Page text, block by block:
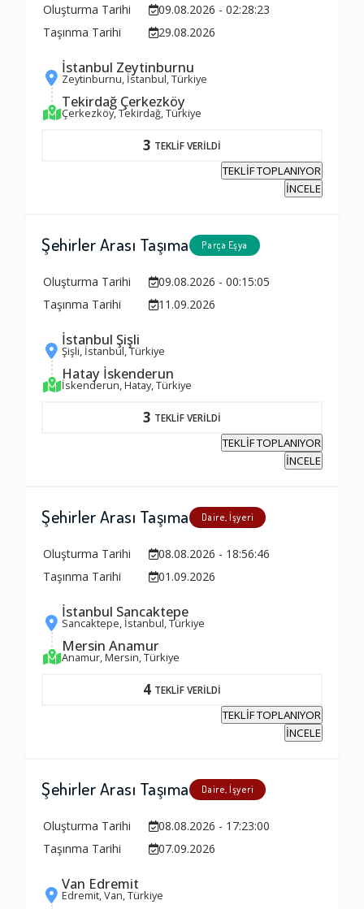
Oluşturma Tarihi
09.08.2026 - 02:28:23
Taşınma Tarihi
29.08.2026
İstanbul Zeytinburnu
Zeytinburnu, İstanbul, Türkiye
Tekirdağ Çerkezköy
Çerkezköy, Tekirdağ, Türkiye
3 TEKLİF VERİLDİ
TEKLİF TOPLANIYOR
İNCELE
Şehirler Arası Taşıma Parça Eşya
Oluşturma Tarihi
09.08.2026 - 00:15:05
Taşınma Tarihi
11.09.2026
İstanbul Şişli
Şişli, İstanbul, Türkiye
Hatay İskenderun
İskenderun, Hatay, Türkiye
3 TEKLİF VERİLDİ
TEKLİF TOPLANIYOR
İNCELE
Şehirler Arası Taşıma Daire, İşyeri
Oluşturma Tarihi
08.08.2026 - 18:56:46
Taşınma Tarihi
01.09.2026
İstanbul Sancaktepe
Sancaktepe, İstanbul, Türkiye
Mersin Anamur
Anamur, Mersin, Türkiye
4 TEKLİF VERİLDİ
TEKLİF TOPLANIYOR
İNCELE
Şehirler Arası Taşıma Daire, İşyeri
Oluşturma Tarihi
08.08.2026 - 17:23:00
Taşınma Tarihi
07.09.2026
Van Edremit
Edremit, Van, Türkiye
Yorumunuz